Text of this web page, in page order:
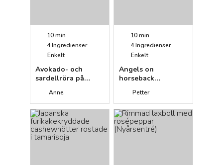
10 min
4Ingredienser
Enkelt
Avokado- och
sardellröra på
(Nyårsentré)
Anne
10 min
4Ingredienser
Enkelt
Angels on
horseback
Petter